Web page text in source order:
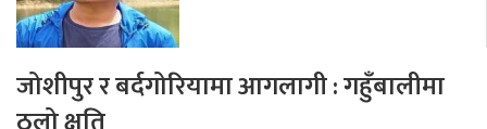
जोशीपुर र बर्दगोरियामा आगलागी : गहुँबालीमा